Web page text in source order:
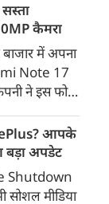
की है।
इलाकों से
व पहाड़ी
घंटों के
भारी बारिश
कैमरा
में अपना
Note 17
ने इस फोन
की बड़ी बैटरी
है। फोन में
गया है।
आपके
बड़ा अपडेट
Shutdown
मीडिया